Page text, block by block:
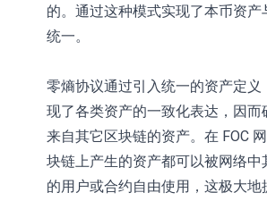
的。通过这种模式实现了本币资产
统一。
零熵协议通过引入统一的资产定义
现了各类资产的一致化表达，因而
来自其它区块链的资产。在 FOC
块链上产生的资产都可以被网络中
的用户或合约自由使用，这极大地